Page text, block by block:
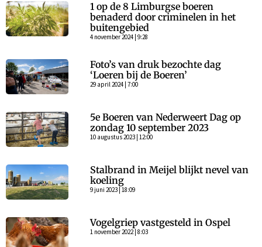
1 op de 8 Limburgse boeren
benaderd door criminelen in het
buitengebied
4 november 2024 | 9:28
Foto’s van druk bezochte dag
‘Loeren bij de Boeren’
29 april 2024 | 7:00
5e Boeren van Nederweert Dag op
zondag 10 september 2023
10 augustus 2023 | 12:00
Stalbrand in Meijel blijkt nevel van
koeling
9 juni 2023 | 18:09
Vogelgriep vastgesteld in Ospel
1 november 2022 | 8:03